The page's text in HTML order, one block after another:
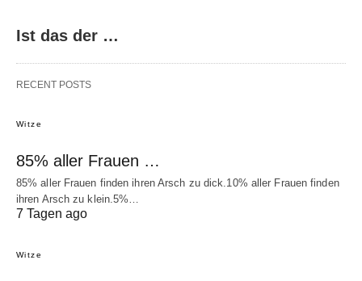
Ist das der …
RECENT POSTS
Witze
85% aller Frauen …
85% aller Frauen finden ihren Arsch zu dick.10% aller Frauen finden
ihren Arsch zu klein.5%…
7 Tagen ago
Witze